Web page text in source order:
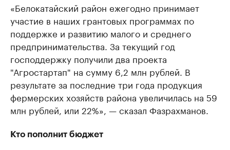
«Белокатайский район ежегодно принимает
участие в наших грантовых программах по
поддержке и развитию малого и среднего
предпринимательства. За текущий год
господдержку получили два проекта
"Агростартап" на сумму 6,2 млн рублей. В
результате за последние три года продукция
фермерских хозяйств района увеличилась на 59
млн рублей, или 22%», — сказал Фазрахманов.
Кто пополнит бюджет